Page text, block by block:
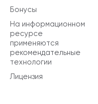
Бонусы
На информационном
ресурсе
применяются
рекомендательные
технологии
Лицензия